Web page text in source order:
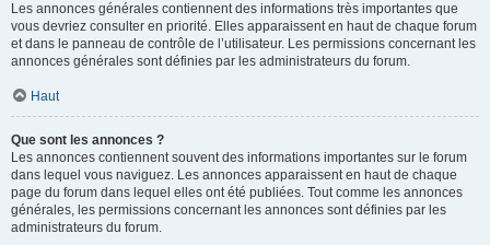
Les annonces générales contiennent des informations très importantes que
vous devriez consulter en priorité. Elles apparaissent en haut de chaque forum
et dans le panneau de contrôle de l’utilisateur. Les permissions concernant les
annonces générales sont définies par les administrateurs du forum.
Haut
Que sont les annonces ?
Les annonces contiennent souvent des informations importantes sur le forum
dans lequel vous naviguez. Les annonces apparaissent en haut de chaque
page du forum dans lequel elles ont été publiées. Tout comme les annonces
générales, les permissions concernant les annonces sont définies par les
administrateurs du forum.